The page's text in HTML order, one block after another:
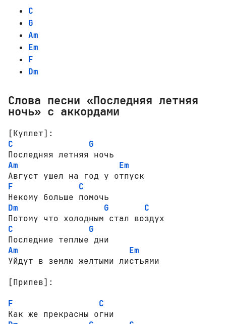
C
G
Am
Em
F
Dm
Слова песни «Последняя летняя
ночь» с аккордами
[Куплет]:
C
G
Am
Em
F
C
Dm
G
C
C
G
Am
Em
Уйдут в землю желтыми листьями
[Припев]:
F
C